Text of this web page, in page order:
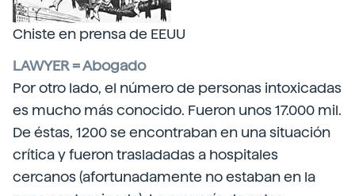
Chiste en prensa de EEUU
LAWYER = Abogado
Por otro lado, el número de personas intoxicadas
es mucho más conocido. Fueron unos 17.000 mil.
De éstas, 1200 se encontraban en una situación
crítica y fueron trasladadas a hospitales
cercanos (afortunadamente no estaban en la